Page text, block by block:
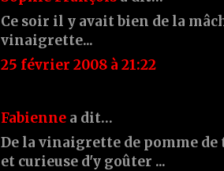
Ce soir il y avait bien de la
vinaigrette...
25 février 2008 à 21:22
Fabienne a dit…
De la vinaigrette de pomme
et curieuse d'y goûter ...